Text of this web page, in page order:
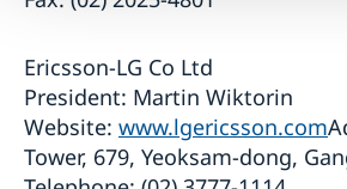
Ericsson-LG Co Ltd
President: Martin Wiktorin
Website: www.lgericsson.com
Tower, 679, Yeoksam-dong,